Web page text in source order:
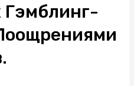
Гэмблинг-